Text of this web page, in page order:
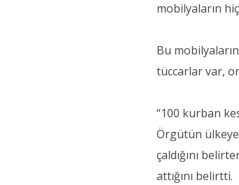
mobilyaların
Bu
tüccarlar var,
“100 kurban
Örgütün ülkeye
çaldığını
attığını belirtti.